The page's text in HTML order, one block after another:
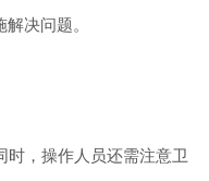
决问题。
，操作人员还需注意卫